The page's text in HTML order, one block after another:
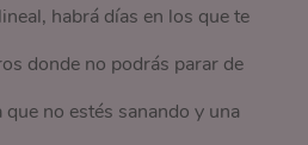
habrá días en los que te
donde no podrás parar de
no estés sanando y una